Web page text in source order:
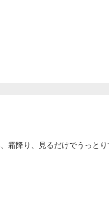
霜降り、見るだけでうっと